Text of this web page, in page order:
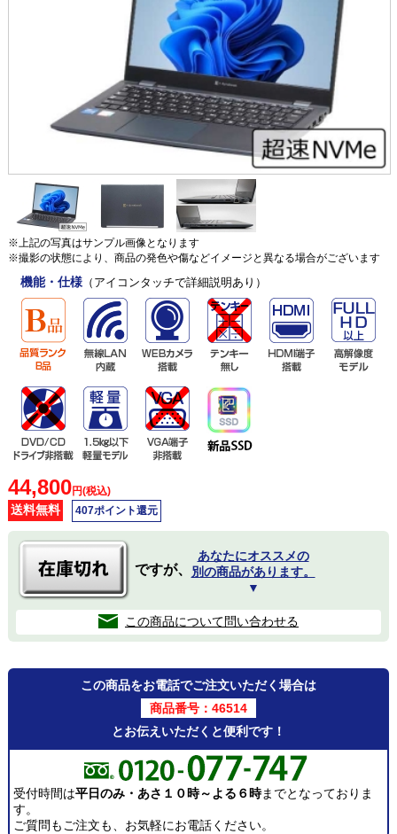
※上記の写真はサンプル画像となります
※撮影の状態により、商品の発色や傷などイメージと異なる場合がございます
機能・仕様（アイコンタッチで詳細説明あり）
44,800円(税込)
送料無料 407ポイント還元
ですが、
あなたにオススメの
別の商品があります。
▼
この商品について問い合わせる
この商品をお電話でご注文いただく場合は
商品番号：46514
とお伝えいただくと便利です！
受付時間は平日のみ・あさ１０時～よる６時までとなっておりま
す。
ご質問もご注文も、お気軽にお電話ください。